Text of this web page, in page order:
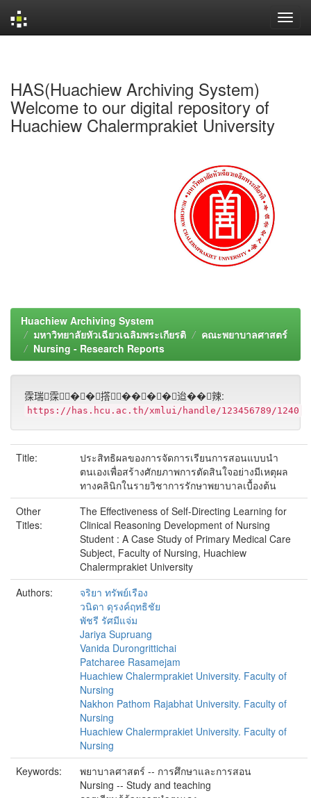
HAS(Huachiew Archiving System)
Welcome to our digital repository of
Huachiew Chalermprakiet University
Huachiew Archiving System
มหาวิทยาลัยหัวเฉียวเฉลิมพระเกียรติ
คณะพยาบาลศาสตร์
Nursing - Research Reports
霂瑞霂��撘����迨��辣:
https://has.hcu.ac.th/xmlui/handle/123456789/1240
Title:
ประสิทธิผลของการจัดการเรียนการสอนแบบนำ
ตนเองเพื่อสร้างศักยภาพการตัดสินใจอย่างมีเหตุผล
ทางคลินิกในรายวิชาการรักษาพยาบาลเบื้องต้น
Other
Titles:
The Effectiveness of Self-Directing Learning for
Clinical Reasoning Development of Nursing
Student : A Case Study of Primary Medical Care
Subject, Faculty of Nursing, Huachiew
Chalermprakiet University
Authors:
จริยา ทรัพย์เรือง
วนิดา ดุรงค์ฤทธิชัย
พัชรี รัศมีแจ่ม
Jariya Supruang
Vanida Durongrittichai
Patcharee Rasamejam
Huachiew Chalermprakiet University. Faculty of
Nursing
Nakhon Pathom Rajabhat University. Faculty of
Nursing
Huachiew Chalermprakiet University. Faculty of
Nursing
Keywords:
พยาบาลศาสตร์ -- การศึกษาและการสอน
Nursing -- Study and teaching